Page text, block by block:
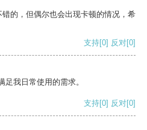
的，但偶尔也会出现卡顿的情况，希
支持[0] 反对[0]
我日常使用的需求。
支持[0] 反对[0]